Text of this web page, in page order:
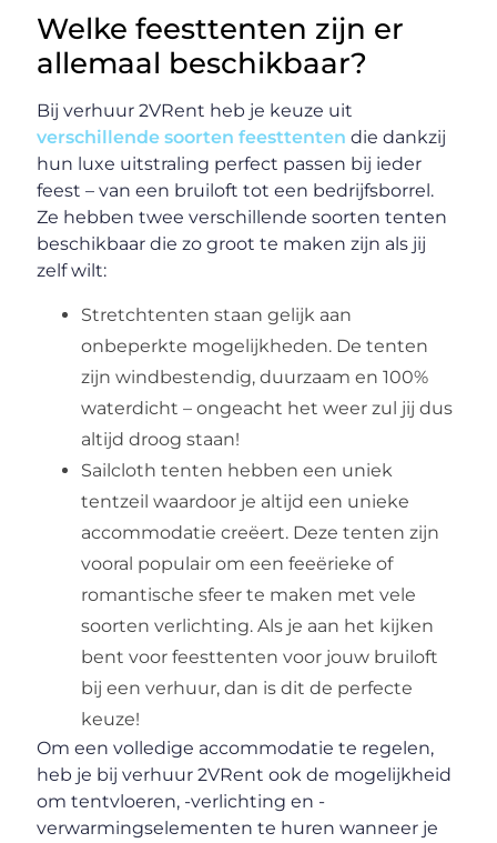
Welke feesttenten zijn er
allemaal beschikbaar?
Bij verhuur 2VRent heb je keuze uit
verschillende soorten feesttenten die dankzij
hun luxe uitstraling perfect passen bij ieder
feest – van een bruiloft tot een bedrijfsborrel.
Ze hebben twee verschillende soorten tenten
beschikbaar die zo groot te maken zijn als jij
zelf wilt:
Stretchtenten staan gelijk aan
onbeperkte mogelijkheden. De tenten
zijn windbestendig, duurzaam en 100%
waterdicht – ongeacht het weer zul jij dus
altijd droog staan!
Sailcloth tenten hebben een uniek
tentzeil waardoor je altijd een unieke
accommodatie creëert. Deze tenten zijn
vooral populair om een feeërieke of
romantische sfeer te maken met vele
soorten verlichting. Als je aan het kijken
bent voor feesttenten voor jouw bruiloft
bij een verhuur, dan is dit de perfecte
keuze!
Om een volledige accommodatie te regelen,
heb je bij verhuur 2VRent ook de mogelijkheid
om tentvloeren, -verlichting en -
verwarmingselementen te huren wanneer je